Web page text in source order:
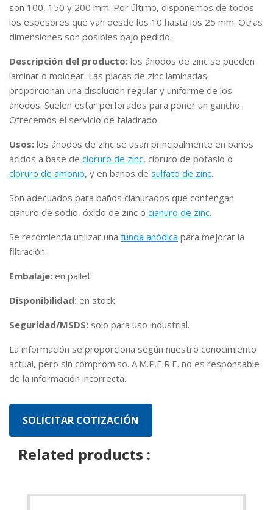
son 100, 150 y 200 mm. Por último, disponemos de todos
los espesores que van desde los 10 hasta los 25 mm. Otras
dimensiones son posibles bajo pedido.
Descripción del producto: los ánodos de zinc se pueden
laminar o moldear. Las placas de zinc laminadas
proporcionan una disolución regular y uniforme de los
ánodos. Suelen estar perforados para poner un gancho.
Ofrecemos el servicio de taladrado.
Usos: los ánodos de zinc se usan principalmente en baños
ácidos a base de cloruro de zinc, cloruro de potasio o
cloruro de amonio, y en baños de sulfato de zinc.
Son adecuados para baños cianurados que contengan
cianuro de sodio, óxido de zinc o cianuro de zinc.
Se recomienda utilizar una funda anódica para mejorar la
filtración.
Embalaje: en pallet
Disponibilidad: en stock
Seguridad/MSDS: solo para uso industrial.
La información se proporciona según nuestro conocimiento
actual, pero sin compromiso. A.M.P.E.R.E. no es responsable
de la información incorrecta.
Related products :